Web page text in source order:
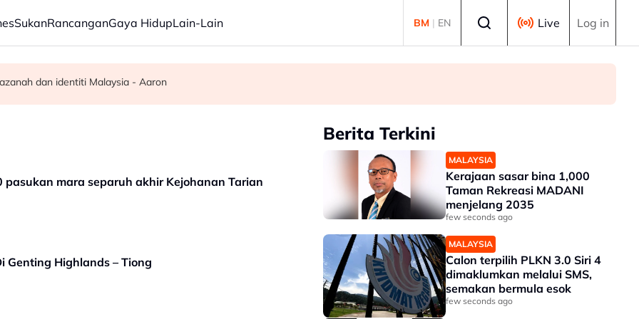
SukanRancanganGaya HidupLain-Lain BM | EN Live Log in
menjelang 2035
SMS, semakan bermula esok
dan identiti Malaysia - Aaron
pasukan mara separuh akhir Kejohanan Tarian
Genting Highlands – Tiong
Berita Terkini
MALAYSIA
Kerajaan sasar bina 1,000
Taman Rekreasi MADANI
menjelang 2035
few seconds ago
MALAYSIA
Calon terpilih PLKN 3.0 Siri 4
dimaklumkan melalui SMS,
semakan bermula esok
few seconds ago